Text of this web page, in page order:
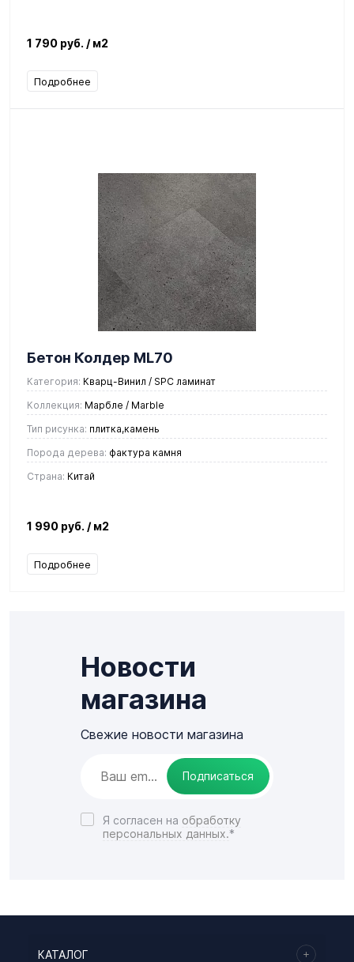
1 790 руб. / м2
Подробнее
Бетон Колдер ML70
Категория: Кварц-Винил / SPC ламинат
Коллекция: Марбле / Marble
Тип рисунка: плитка,камень
Порода дерева: фактура камня
Страна: Китай
1 990 руб. / м2
Подробнее
Новости
магазина
Свежие новости магазина
Подписаться
Я согласен на обработку
персональных данных.*
КАТАЛОГ